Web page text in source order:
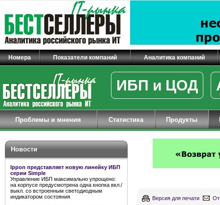
Номера Показатели компаний Аналитика компаний
ИБП и ЦОД
Проблемы и мнения Статистика Продукты
Новости
Ippon представляет новую линейку ИБП
серии Simple
Управление ИБП максимально упрощено:
на корпусе предусмотрена одна кнопка вкл./
выкл. со встроенным светодиодным
индикатором состояния
Версия для печати